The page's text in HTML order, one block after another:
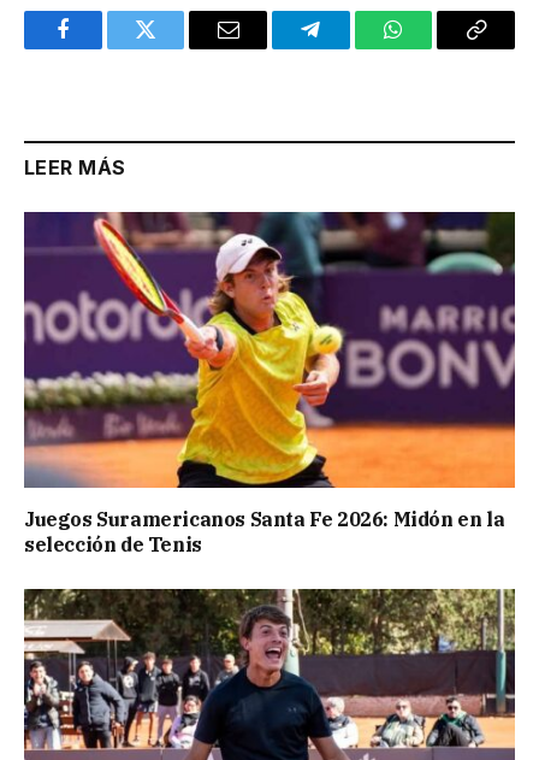
FacebookTwitter Email TelegramWhatsAppCopy
LEER MÁS
Juegos Suramericanos Santa Fe 2026: Midón en la
selección de Tenis